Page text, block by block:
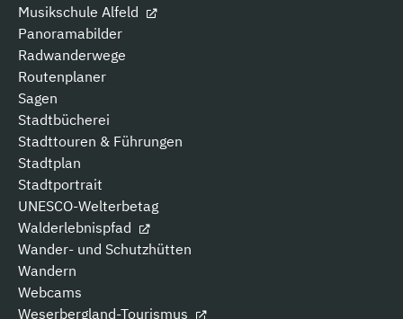
Musikschule Alfeld
Panoramabilder
Radwanderwege
Routenplaner
Sagen
Stadtbücherei
Stadttouren & Führungen
Stadtplan
Stadtportrait
UNESCO-Welterbetag
Walderlebnispfad
Wander- und Schutzhütten
Wandern
Webcams
Weserbergland-Tourismus